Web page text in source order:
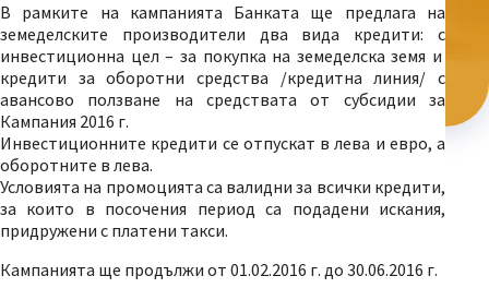
В рамките на кампанията Банката ще предлага на
земеделските производители два вида кредити: с
инвестиционна цел – за покупка на земеделска земя и
кредити за оборотни средства /кредитна линия/ с
авансово ползване на средствата от субсидии за
Кампания 2016 г.
Инвестиционните кредити се отпускат в лева и евро, а
оборотните в лева.
Условията на промоцията са валидни за всички кредити,
за които в посочения период са подадени искания,
придружени с платени такси.
Кампанията ще продължи от 01.02.2016 г. до 30.06.2016 г.